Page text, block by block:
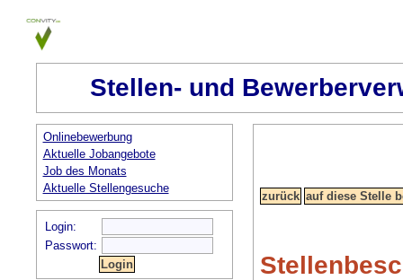
Stellen- und
Onlinebewerbung
Aktuelle Jobangebote
Job des Monats
Aktuelle Stellengesuche
Login:
Passwort: